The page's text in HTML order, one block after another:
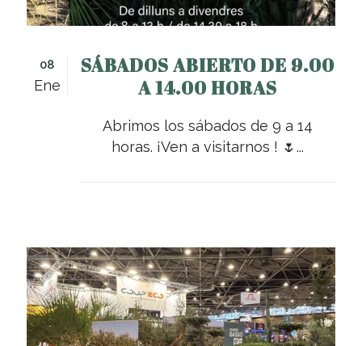
08
Ene
SÁBADOS ABIERTO DE 9.00
A 14.00 HORAS
Abrimos los sábados de 9 a 14
horas. ¡Ven a visitarnos ! 🌷...